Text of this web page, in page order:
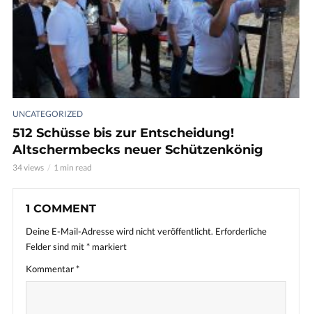
UNCATEGORIZED
512 Schüsse bis zur Entscheidung!
Altschermbecks neuer Schützenkönig
34 views 1 min read
1 COMMENT
Deine E-Mail-Adresse wird nicht veröffentlicht. Erforderliche
Felder sind mit* markiert
Kommentar*